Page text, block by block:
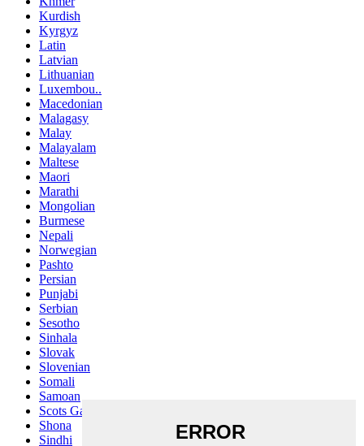
Kurdish
Kyrgyz
Latin
Latvian
Lithuanian
Luxembou..
Macedonian
Malagasy
Malay
Malayalam
Maltese
Maori
Marathi
Mongolian
Burmese
Nepali
Norwegian
Pashto
Persian
Punjabi
Serbian
Sesotho
Sinhala
Slovak
Slovenian
Somali
Samoan
Scots Gaelic
Shona
Sindhi